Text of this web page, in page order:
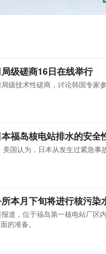
级磋商16日在线举行
级技术性磋商，讨论韩国专家
福岛核电站排水的安全
美国认为，日本从发生过紧急
本月下旬将进行核污染
道，位于福岛第一核电站厂区
的准备。